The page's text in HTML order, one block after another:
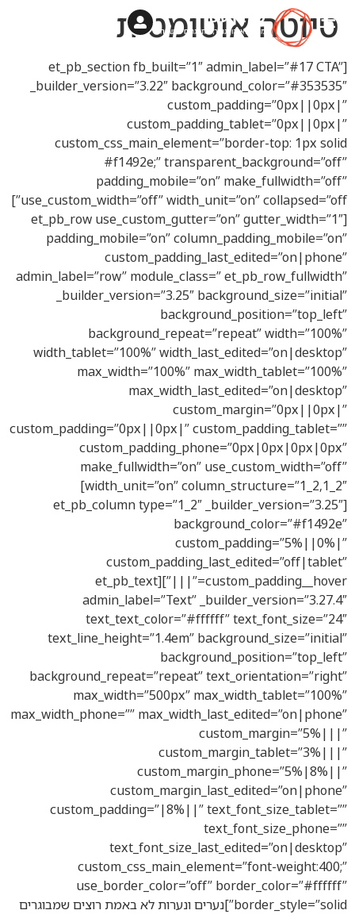
טיוטה אוטומטית
[et_pb_section fb_built=”1″ admin_label=”#17 CTA”
_builder_version=”3.22″ background_color=”#353535″
custom_padding=”0px||0px|”
custom_padding_tablet=”0px||0px|”
custom_css_main_element=”border-top: 1px solid
#f1492e;” transparent_background=”off”
padding_mobile=”on” make_fullwidth=”off”
use_custom_width=”off” width_unit=”on” collapsed=”off”]
[et_pb_row use_custom_gutter=”on” gutter_width=”1″
padding_mobile=”on” column_padding_mobile=”on”
custom_padding_last_edited=”on|phone”
admin_label=”row” module_class=” et_pb_row_fullwidth”
_builder_version=”3.25″ background_size=”initial”
background_position=”top_left”
background_repeat=”repeat” width=”100%”
width_tablet=”100%” width_last_edited=”on|desktop”
max_width=”100%” max_width_tablet=”100%”
max_width_last_edited=”on|desktop”
custom_margin=”0px||0px|”
custom_padding=”0px||0px|” custom_padding_tablet=””
custom_padding_phone=”0px|0px|0px|0px”
make_fullwidth=”on” use_custom_width=”off”
width_unit=”on” column_structure=”1_2,1_2″]
[et_pb_column type=”1_2″ _builder_version=”3.25″
background_color=”#f1492e”
custom_padding=”5%||0%|”
custom_padding_last_edited=”off|tablet”
custom_padding__hover=”|||”][et_pb_text
admin_label=”Text” _builder_version=”3.27.4″
text_text_color=”#ffffff” text_font_size=”24″
text_line_height=”1.4em” background_size=”initial”
background_position=”top_left”
background_repeat=”repeat” text_orientation=”right”
max_width=”500px” max_width_tablet=”100%”
max_width_phone=”” max_width_last_edited=”on|phone”
custom_margin=”5%|||”
custom_margin_tablet=”3%|||”
custom_margin_phone=”5%|8%||”
custom_margin_last_edited=”on|phone”
custom_padding=”|8%||” text_font_size_tablet=””
text_font_size_phone=””
text_font_size_last_edited=”on|desktop”
custom_css_main_element=”font-weight:400;”
use_border_color=”off” border_color=”#ffffff”
border_style=”solid”]נערים ונערות לא באמת רוצים שמבוגרים